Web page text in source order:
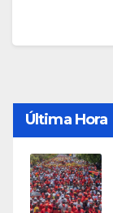
Última Hora